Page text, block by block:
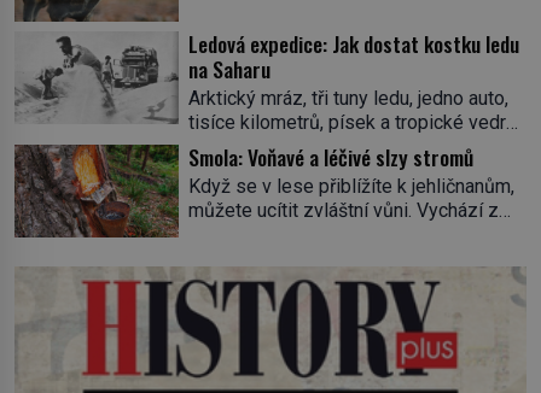
skrývá směs s názvem lučavka
královská. Svůj přídomek nemá pro nic
za nic, […]
jediného zástupce zvířecí říše – kabara
pižmového. V Evropě ho jako první
popíše švédský botanik Carl Linné
(1707–1778), jenže v Asii o něm ví už
celá staletí. Zvíře připomíná jelena,
v kohoutku dosahuje […]
Ledová expedice: Jak dostat kostku ledu
na Saharu
Arktický mráz, tři tuny ledu, jedno auto,
tisíce kilometrů, písek a tropické vedro.
To je ve zkratce zdánlivě nesplnitelná
výzva, která se promění v úžasné
dobrodružství a důkaz, že nic není
nemožné. Vše začíná na podzim 1958
neobvyklou výzvou. Tomu, kdo dokáže
dopravit ze severního polárního kruhu
na […]
Smola: Voňavé a léčivé slzy stromů
Když se v lese přiblížíte k jehličnanům,
můžete ucítit zvláštní vůni. Vychází z
právě v ní je síla stromu. Smola také
patří k nejstarším surovinám, s nimiž
lidstvo pracovalo. Chrání strom před
infekcí, hmyzem a vysycháním. Dá se
říct, že je to přírodní […]